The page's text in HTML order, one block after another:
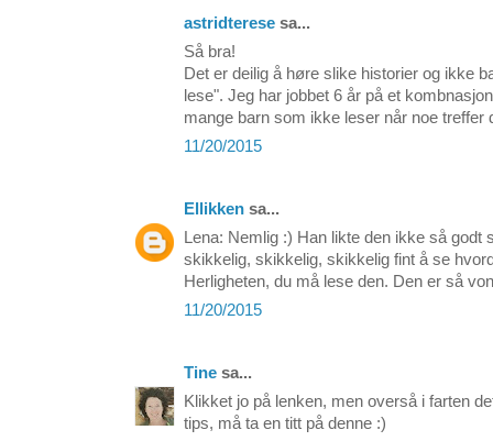
astridterese sa...
Så bra!
Det er deilig å høre slike historier og ikke
lese". Jeg har jobbet 6 år på et
mange barn som ikke leser når noe treffer
11/20/2015
Ellikken sa...
Lena: Nemlig :) Han likte den ikke så
skikkelig, skikkelig, skikkelig fint å se
Herligheten, du må lese den. Den er så
11/20/2015
Tine sa...
Klikket jo på lenken, men overså i farten
tips, må ta en titt på denne :)